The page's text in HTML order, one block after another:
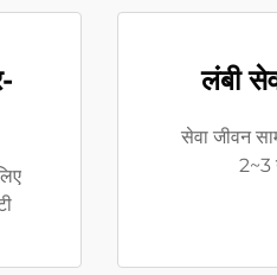
लंबी
सेवा जीवन
2~3